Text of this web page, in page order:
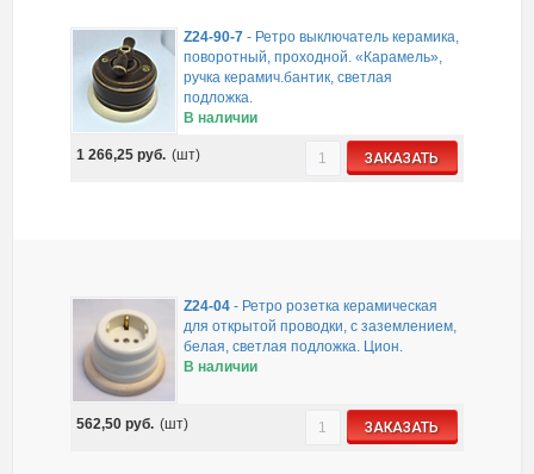
Z24-90-7 - Ретро выключатель керамика,
поворотный, проходной. «Карамель»,
ручка керамич.бантик, светлая
подложка.
В наличии
1 266,25руб. (шт) ЗАКАЗАТЬ
Z24-04 - Ретро розетка керамическая
для открытой проводки, с заземлением,
белая, светлая подложка. Цион.
В наличии
562,50руб. (шт) ЗАКАЗАТЬ